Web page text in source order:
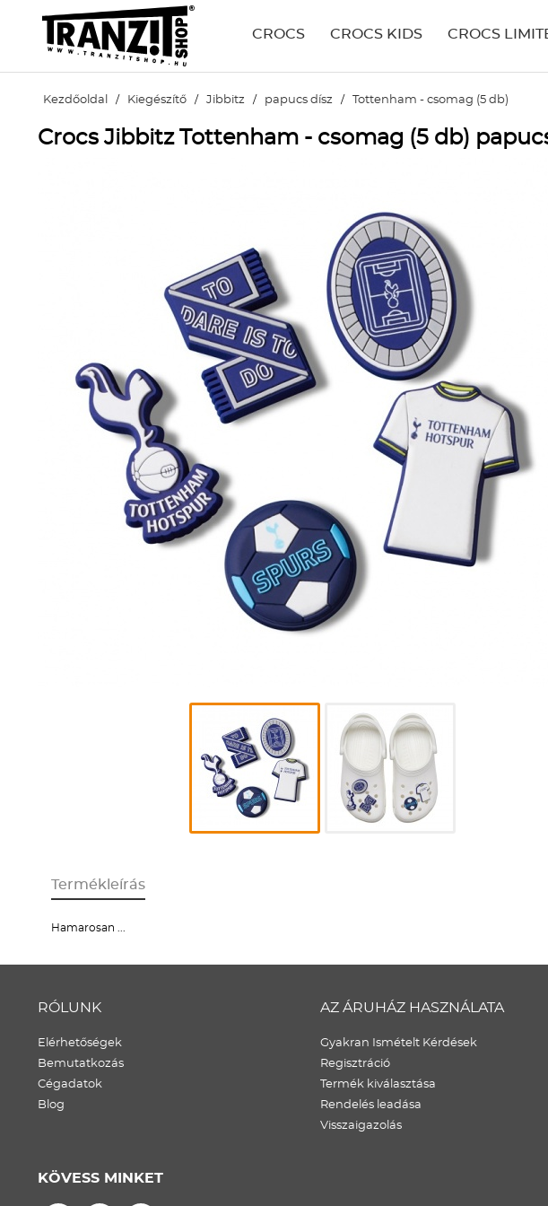
CROCS CROCS KIDS CROCS
Kezdőoldal / Kiegészítő / Jibbitz / papucs dísz / Tottenham - csomag (5 db)
Crocs Jibbitz Tottenham - csomag (5 db)
Termékleírás
Hamarosan ...
RÓLUNK
Elérhetőségek
Bemutatkozás
Cégadatok
Blog
AZ ÁRUHÁZ HASZNÁLATA
Gyakran Ismételt Kérdések
Regisztráció
Termék kiválasztása
Rendelés leadása
Visszaigazolás
KÖVESS MINKET